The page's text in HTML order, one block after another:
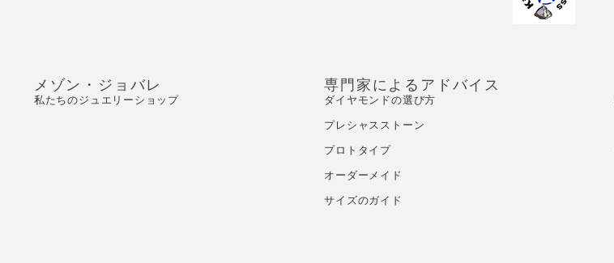
メゾン・ジョバレ
私たちのジュエリーショップ
専門家によるアドバイス
ダイヤモンドの選び方
プレシャスストーン
プロトタイプ
オーダーメイド
サイズのガイド